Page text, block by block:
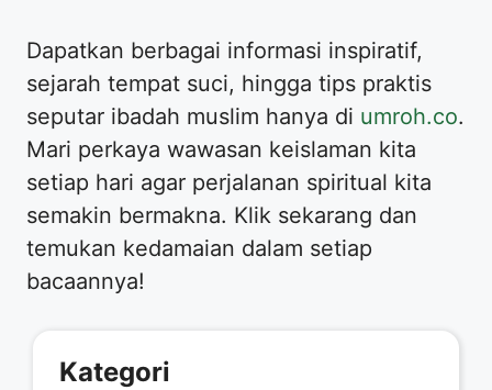
Dapatkan berbagai informasi inspiratif,
sejarah tempat suci, hingga tips praktis
seputar ibadah muslim hanya di umroh.co.
Mari perkaya wawasan keislaman kita
setiap hari agar perjalanan spiritual kita
semakin bermakna. Klik sekarang dan
temukan kedamaian dalam setiap
bacaannya!
Kategori